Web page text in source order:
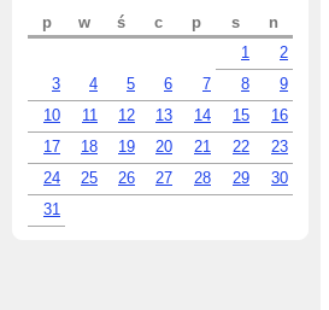
p w ś c p s
n
1
2
3
4 5 6 7 8
9
10
11 12 13 14 15
16
17
18 19 20 21 22
23
24
25 26 27 28 29
30
31